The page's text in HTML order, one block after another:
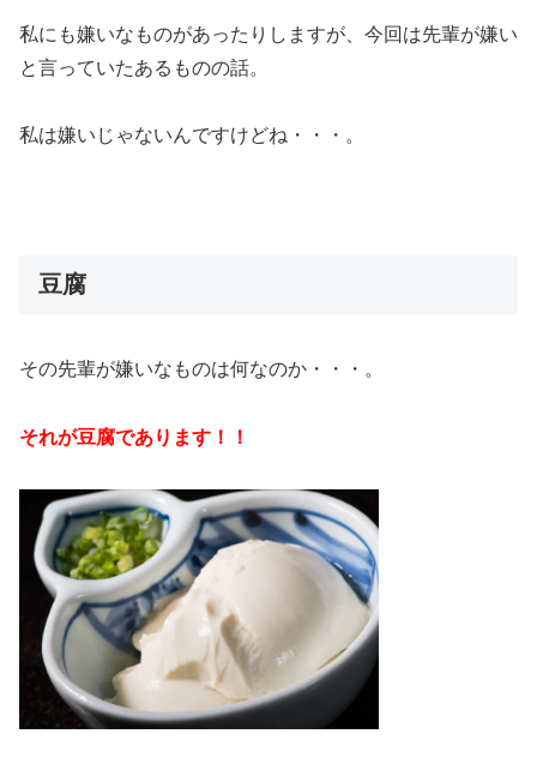
私にも嫌いなものがあったりしますが、今回は先輩が嫌い
と言っていたあるものの話。
私は嫌いじゃないんですけどね・・・。
豆腐
その先輩が嫌いなものは何なのか・・・。
それが豆腐であります！！